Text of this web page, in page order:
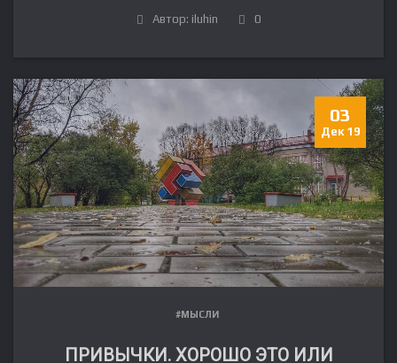
Автор: iluhin 0
03
Дек 19
#МЫСЛИ
ПРИВЫЧКИ. ХОРОШО ЭТО ИЛИ